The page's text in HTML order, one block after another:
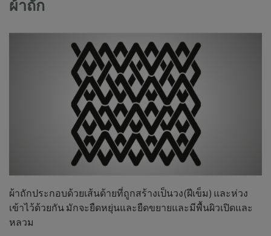
ผ้าถัก
ผ้าถักประกอบด้วยเส้นด้ายที่ถูกสร้างเป็นวง(ฝีเข็ม) และห่วง
เข้าไว้ด้วยกัน มักจะยืดหยุ่นและยืดขยายและมีพื้นผิวเปิดและ
หลวม